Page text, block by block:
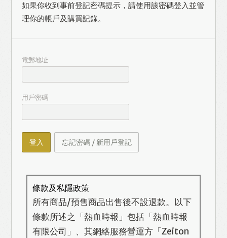
如果你收到事前登記密碼提示，請使用該密碼登入並管
理你的帳戶及購買記錄。
電郵地址
用戶密碼
登入 忘記密碼 / 新用戶登記
條款及私隱政策
所有商品/預售商品出售後不設退款。以下
條款所述之「熱血時報」包括「熱血時報
有限公司」、其網絡服務營運方「Zeiton